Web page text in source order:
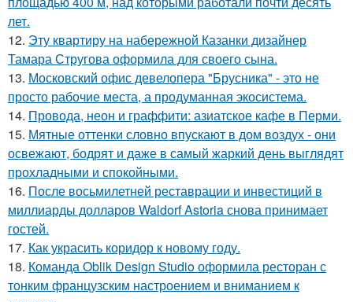
лет.
12. Эту квартиру на набережной Казанки дизайнер
Тамара Стругова оформила для своего сына.
13. Московский офис девелопера "Брусника" - это не
просто рабочие места, а продуманная экосистема.
14. Провода, неон и граффити: азиатское кафе в Перми.
15. Мятные оттенки словно впускают в дом воздух - они
освежают, бодрят и даже в самый жаркий день выглядят
прохладными и спокойными.
16. После восьмилетней реставрации и инвестиций в
миллиарды долларов Waldorf Astoria снова принимает
гостей.
17. Как украсить коридор к новому году.
18. Команда Oblik Design Studio оформила ресторан с
тонким французским настроением и вниманием к